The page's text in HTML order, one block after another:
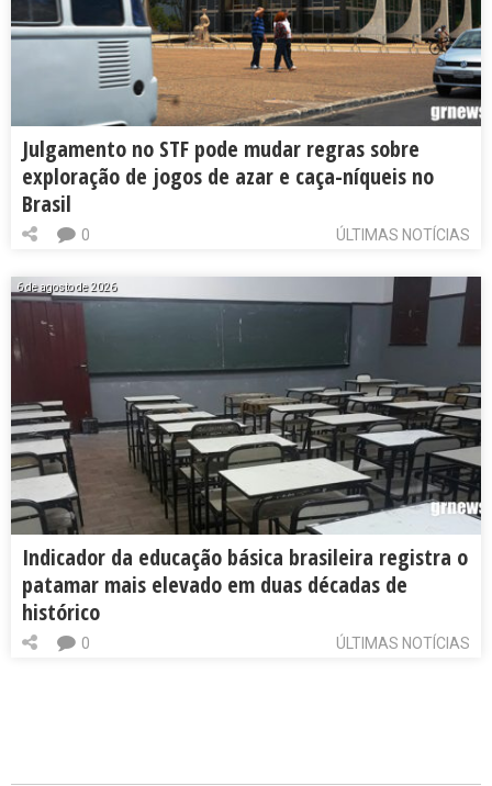
Julgamento no STF pode mudar regras sobre
exploração de jogos de azar e caça-níqueis no
Brasil
ÚLTIMAS NOTÍCIAS
0
6 de agosto de 2026
Indicador da educação básica brasileira registra o
patamar mais elevado em duas décadas de
histórico
ÚLTIMAS NOTÍCIAS
0